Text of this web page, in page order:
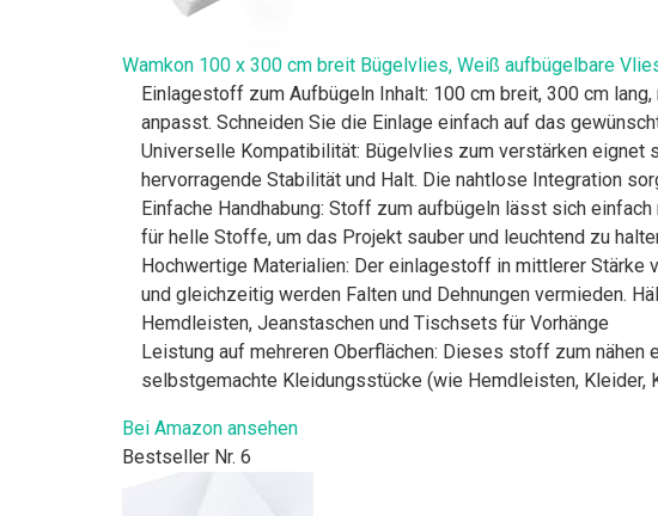
Wamkon 100 x 300 cm breit Bügelvlies, Weiß aufbügelbare
Einlagestoff zum Aufbügeln Inhalt: 100 cm breit, 300 cm
anpasst. Schneiden Sie die Einlage einfach auf das
Universelle Kompatibilität: Bügelvlies zum verstärken
hervorragende Stabilität und Halt. Die nahtlose Integration
Einfache Handhabung: Stoff zum aufbügeln lässt sich
für helle Stoffe, um das Projekt sauber und leuchtend zu
Hochwertige Materialien: Der einlagestoff in mittlerer Stärke
und gleichzeitig werden Falten und Dehnungen vermieden.
Hemdleisten, Jeanstaschen und Tischsets für Vorhänge
Leistung auf mehreren Oberflächen: Dieses stoff zum
selbstgemachte Kleidungsstücke (wie Hemdleisten, Kleider,
Bei Amazon ansehen
Bestseller Nr. 6